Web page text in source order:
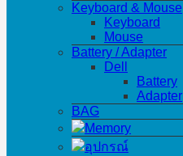
Keyboard & Mouse
Keyboard
Mouse
Battery / Adapter
Dell
Battery
Adapter
BAG
Memory
อุปกรณ์